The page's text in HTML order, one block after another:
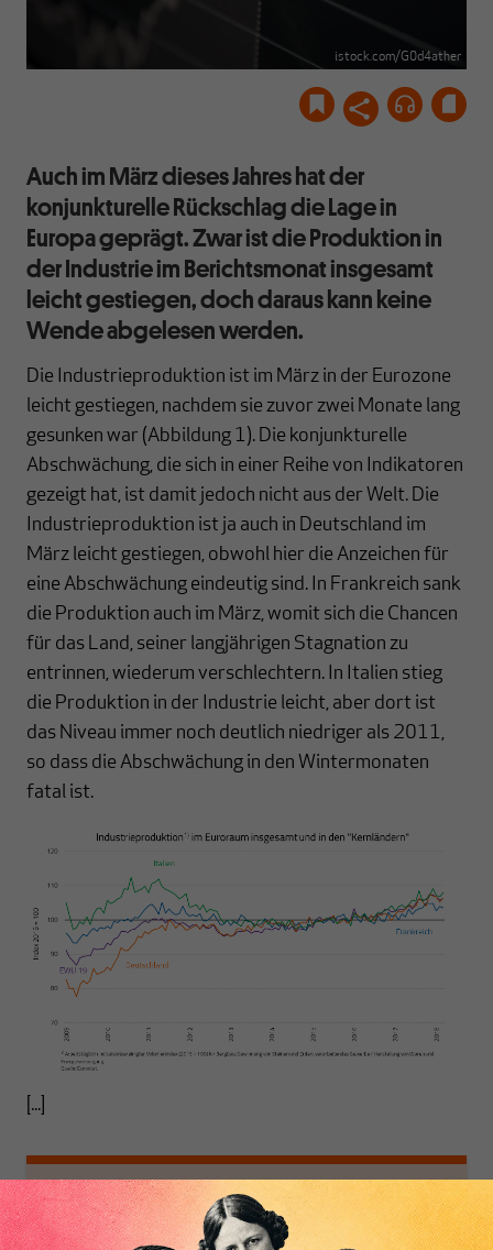
istock.com/G0d4ather
Auch im März dieses Jahres hat der
konjunkturelle Rückschlag die Lage in
Europa geprägt. Zwar ist die Produktion in
der Industrie im Berichtsmonat insgesamt
leicht gestiegen, doch daraus kann keine
Wende abgelesen werden.
Die Industrieproduktion ist im März in der Eurozone
leicht gestiegen, nachdem sie zuvor zwei Monate lang
gesunken war (Abbildung 1). Die konjunkturelle
Abschwächung, die sich in einer Reihe von Indikatoren
gezeigt hat, ist damit jedoch nicht aus der Welt. Die
Industrieproduktion ist ja auch in Deutschland im
März leicht gestiegen, obwohl hier die Anzeichen für
eine Abschwächung eindeutig sind. In Frankreich sank
die Produktion auch im März, womit sich die Chancen
für das Land, seiner langjährigen Stagnation zu
entrinnen, wiederum verschlechtern. In Italien stieg
die Produktion in der Industrie leicht, aber dort ist
das Niveau immer noch deutlich niedriger als 2011,
so dass die Abschwächung in den Wintermonaten
fatal ist.
[...]
Nichts schreibt sich